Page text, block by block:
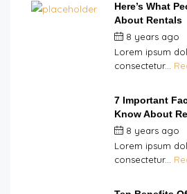
Here’s What
About Rentals
8 years ago
Lorem ipsum
consectetur...
7 Important
Know About
8 years ago
Lorem ipsum
consectetur...